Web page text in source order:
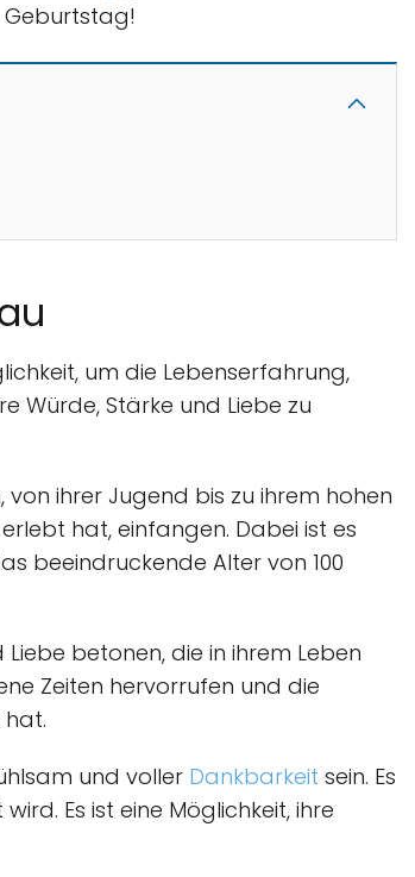
Geburtstag!
um die Lebenserfahrung,
Würde, Stärke und Liebe zu
ihrer Jugend bis zu ihrem hohen
hat, einfangen. Dabei ist es
beeindruckende Alter von 100
betonen, die in ihrem Leben
Zeiten hervorrufen und die
und voller Dankbarkeit sein. Es
Es ist eine Möglichkeit, ihre